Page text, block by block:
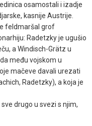
osamostali i izadje
kasnije Austrije.
feldmaršal grof
Radetzky je ugušio
a Windisch-Grätz u
među vojskom u
mačeve davali urezati
Radetzky), a koja je
drugo u svezi s njim,